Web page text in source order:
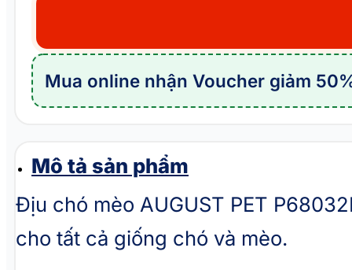
Mô tả sản phẩm
Địu chó mèo AUGUST PET
cho tất cả giống chó và mèo.
AUGUST
PET
P68032B
Mua online nhận Voucher giảm